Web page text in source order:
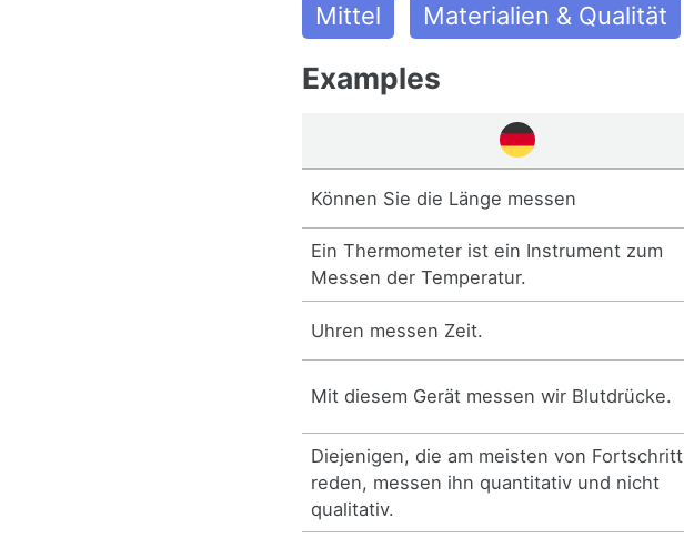
Mittel Materialien & Qualität
Examples
Können Sie die Länge messen
Ein Thermometer ist ein Instrument zum
Messen der Temperatur.
Uhren messen Zeit.
Mit diesem Gerät messen wir Blutdrücke.
Diejenigen, die am meisten von Fortschritt
reden, messen ihn quantitativ und nicht
qualitativ.